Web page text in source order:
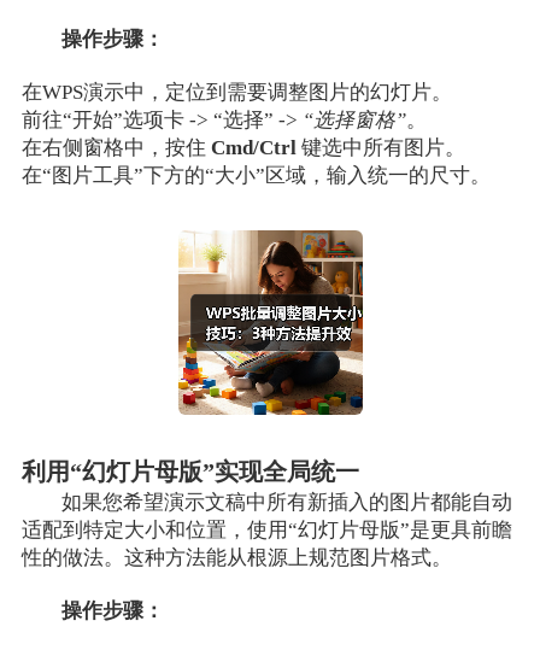
操作步骤：
在WPS演示中，定位到需要调整图片的幻灯片。
前往“开始”选项卡 -> “选择” -> “选择窗格”。
在右侧窗格中，按住 Cmd/Ctrl键选中所有图片。
在“图片工具”下方的“大小”区域，输入统一的尺寸。
利用“幻灯片母版”实现全局统一
如果您希望演示文稿中所有新插入的图片都能自动
适配到特定大小和位置，使用“幻灯片母版”是更具前瞻
性的做法。这种方法能从根源上规范图片格式。
操作步骤：